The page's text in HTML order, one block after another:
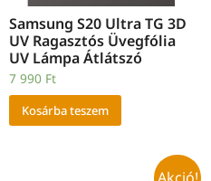
Samsung S20 Ultra TG 3D
UV Ragasztós Üvegfólia
UV Lámpa Átlátszó
7 990 Ft
Kosárba teszem